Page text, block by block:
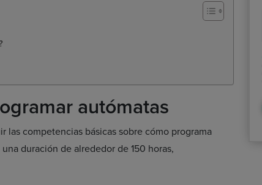
autómatas
competencias básicas sobre cómo programa
duración de alrededor de 150 horas,